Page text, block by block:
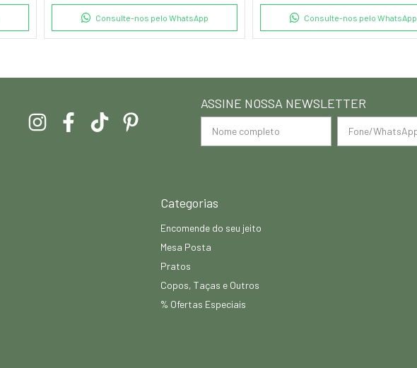
Consulte-nos pelo WhatsApp Consulte-nos pelo WhatsApp
ASSINE NOSSA NEWSLETTER
Categorias
Encomende do seu jeito
Mesa Posta
Pratos
Copos, Taças e Outros
% Ofertas Especiais